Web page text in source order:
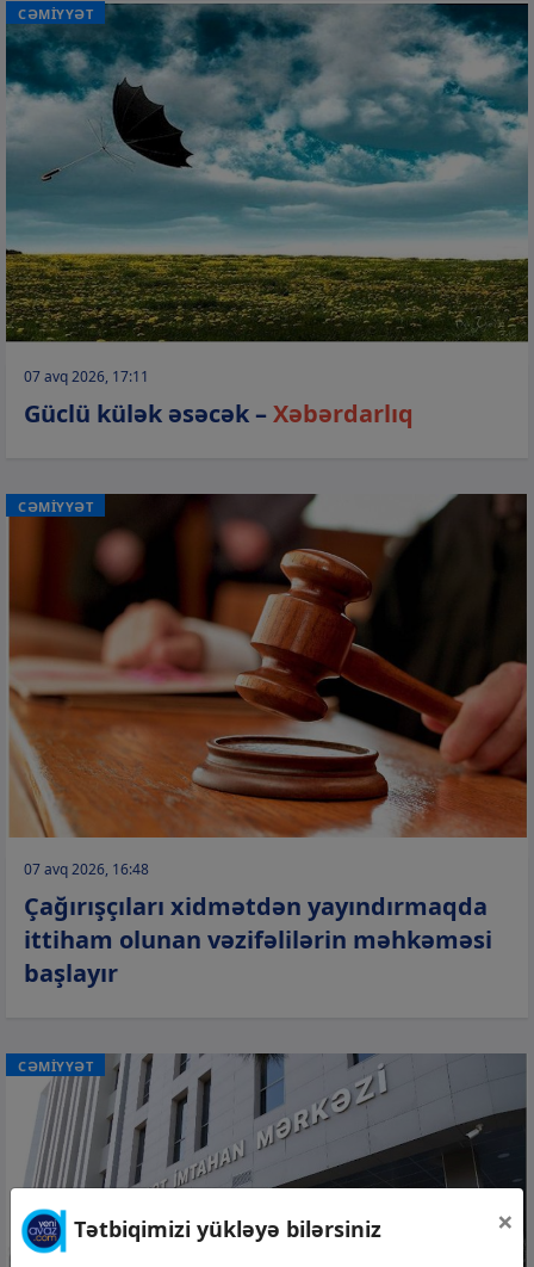
CƏMİYYƏT
07 avq 2026, 17:11
Güclü külək əsəcək –Xəbərdarlıq
CƏMİYYƏT
07 avq 2026, 16:48
Çağırışçıları xidmətdən yayındırmaqda
ittiham olunan vəzifəlilərin məhkəməsi
başlayır
CƏMİYYƏT
Tətbiqimizi yükləyə bilərsiniz ×